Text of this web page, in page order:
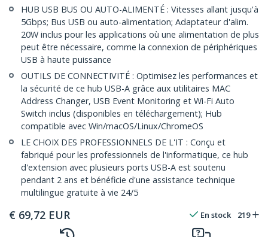
HUB USB BUS OU AUTO-ALIMENTÉ : Vitesses allant jusqu'à
5Gbps; Bus USB ou auto-alimentation; Adaptateur d'alim.
20W inclus pour les applications où une alimentation de plus
peut être nécessaire, comme la connexion de périphériques
USB à haute puissance
OUTILS DE CONNECTIVITÉ : Optimisez les performances et
la sécurité de ce hub USB-A grâce aux utilitaires MAC
Address Changer, USB Event Monitoring et Wi-Fi Auto
Switch inclus (disponibles en téléchargement); Hub
compatible avec Win/macOS/Linux/ChromeOS
LE CHOIX DES PROFESSIONNELS DE L'IT : Conçu et
fabriqué pour les professionnels de l'informatique, ce hub
d'extension avec plusieurs ports USB-A est soutenu
pendant 2 ans et bénéficie d'une assistance technique
multilingue gratuite à vie 24/5
€ 69,72 EUR En stock 219